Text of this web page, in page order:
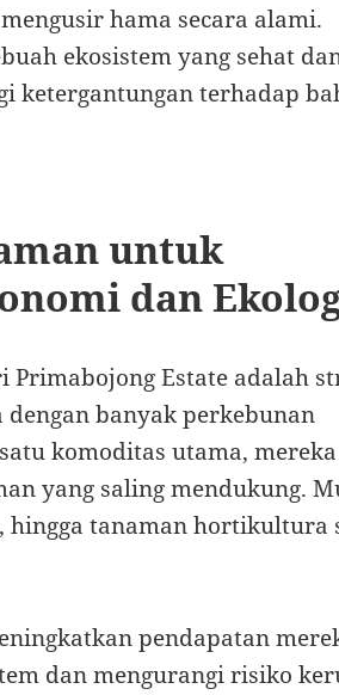
hama secara alami.
ekosistem yang sehat
ketergantungan terhadap
untuk
dan
Primabojong Estate adalah
banyak perkebunan
komoditas utama, mereka
yang saling mendukung.
hingga tanaman hortikultura
pendapatan
dan mengurangi risiko